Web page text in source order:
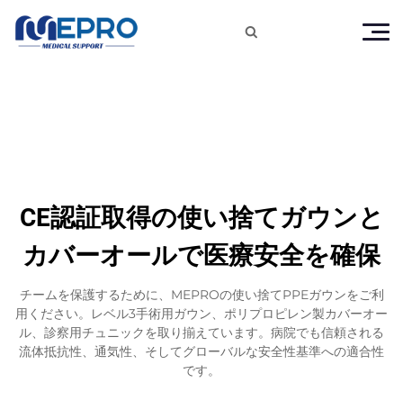

CE認証取得の使い捨てガウンと
カバーオールで医療安全を確保
チームを保護するために、MEPROの使い捨てPPEガウンをご利
用ください。レベル3手術用ガウン、ポリプロピレン製カバーオー
ル、診察用チュニックを取り揃えています。病院でも信頼される
流体抵抗性、通気性、そしてグローバルな安全性基準への適合性
です。